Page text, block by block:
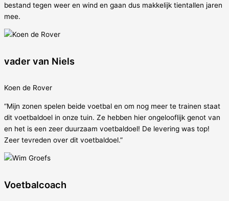
bestand tegen weer en wind en gaan dus makkelijk tientallen jaren
mee.
vader van Niels
Koen de Rover
“Mijn zonen spelen beide voetbal en om nog meer te trainen staat
dit voetbaldoel in onze tuin. Ze hebben hier ongelooflijk genot van
en het is een zeer duurzaam voetbaldoel! De levering was top!
Zeer tevreden over dit voetbaldoel.”
Voetbalcoach